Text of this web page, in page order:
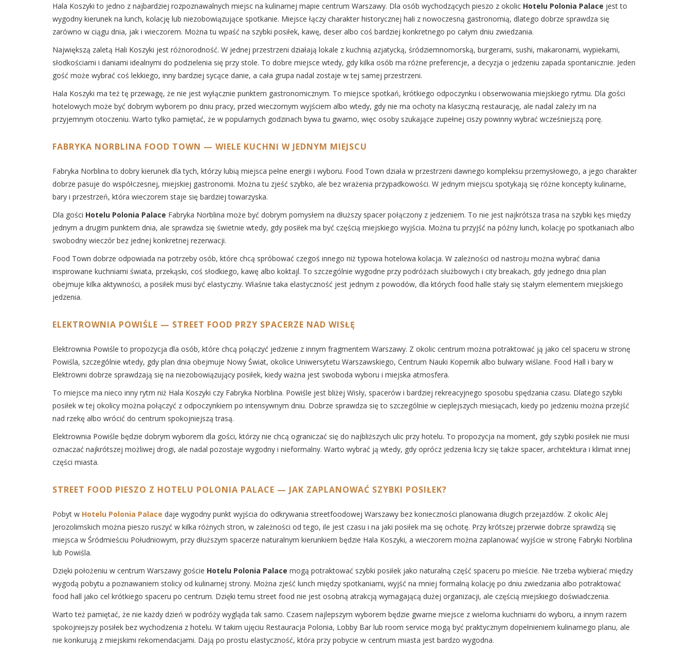
Hala Koszyki to jedno z najbardziej rozpoznawalnych miejsc na kulinarnej mapie centrum Warszawy. Dla osób wychodzących pieszo z okolic Hotelu Polonia Palace jest to
wygodny kierunek na lunch, kolację lub niezobowiązujące spotkanie. Miejsce łączy charakter historycznej hali z nowoczesną gastronomią, dlatego dobrze sprawdza się
zarówno w ciągu dnia, jak i wieczorem. Można tu wpaść na szybki posiłek, kawę, deser albo coś bardziej konkretnego po całym dniu zwiedzania.
Największą zaletą Hali Koszyki jest różnorodność. W jednej przestrzeni działają lokale z kuchnią azjatycką, śródziemnomorską, burgerami, sushi, makaronami, wypiekami,
słodkościami i daniami idealnymi do podzielenia się przy stole. To dobre miejsce wtedy, gdy kilka osób ma różne preferencje, a decyzja o jedzeniu zapada spontanicznie. Jeden
gość może wybrać coś lekkiego, inny bardziej sycące danie, a cała grupa nadal zostaje w tej samej przestrzeni.
Hala Koszyki ma też tę przewagę, że nie jest wyłącznie punktem gastronomicznym. To miejsce spotkań, krótkiego odpoczynku i obserwowania miejskiego rytmu. Dla gości
hotelowych może być dobrym wyborem po dniu pracy, przed wieczornym wyjściem albo wtedy, gdy nie ma ochoty na klasyczną restaurację, ale nadal zależy im na
przyjemnym otoczeniu. Warto tylko pamiętać, że w popularnych godzinach bywa tu gwarno, więc osoby szukające zupełnej ciszy powinny wybrać wcześniejszą porę.
FABRYKA NORBLINA FOOD TOWN — WIELE KUCHNI W JEDNYM MIEJSCU
Fabryka Norblina to dobry kierunek dla tych, którzy lubią miejsca pełne energii i wyboru. Food Town działa w przestrzeni dawnego kompleksu przemysłowego, a jego charakter
dobrze pasuje do współczesnej, miejskiej gastronomii. Można tu zjeść szybko, ale bez wrażenia przypadkowości. W jednym miejscu spotykają się różne koncepty kulinarne,
bary i przestrzeń, która wieczorem staje się bardziej towarzyska.
Dla gości Hotelu Polonia Palace Fabryka Norblina może być dobrym pomysłem na dłuższy spacer połączony z jedzeniem. To nie jest najkrótsza trasa na szybki kęs między
jednym a drugim punktem dnia, ale sprawdza się świetnie wtedy, gdy posiłek ma być częścią miejskiego wyjścia. Można tu przyjść na późny lunch, kolację po spotkaniach albo
swobodny wieczór bez jednej konkretnej rezerwacji.
Food Town dobrze odpowiada na potrzeby osób, które chcą spróbować czegoś innego niż typowa hotelowa kolacja. W zależności od nastroju można wybrać dania
inspirowane kuchniami świata, przekąski, coś słodkiego, kawę albo koktajl. To szczególnie wygodne przy podróżach służbowych i city breakach, gdy jednego dnia plan
obejmuje kilka aktywności, a posiłek musi być elastyczny. Właśnie taka elastyczność jest jednym z powodów, dla których food halle stały się stałym elementem miejskiego
jedzenia.
ELEKTROWNIA POWIŚLE — STREET FOOD PRZY SPACERZE NAD WISŁĘ
Elektrownia Powiśle to propozycja dla osób, które chcą połączyć jedzenie z innym fragmentem Warszawy. Z okolic centrum można potraktować ją jako cel spaceru w stronę
Powiśla, szczególnie wtedy, gdy plan dnia obejmuje Nowy Świat, okolice Uniwersytetu Warszawskiego, Centrum Nauki Kopernik albo bulwary wiślane. Food Hall i bary w
Elektrowni dobrze sprawdzają się na niezobowiązujący posiłek, kiedy ważna jest swoboda wyboru i miejska atmosfera.
To miejsce ma nieco inny rytm niż Hala Koszyki czy Fabryka Norblina. Powiśle jest bliżej Wisły, spacerów i bardziej rekreacyjnego sposobu spędzania czasu. Dlatego szybki
posiłek w tej okolicy można połączyć z odpoczynkiem po intensywnym dniu. Dobrze sprawdza się to szczególnie w cieplejszych miesiącach, kiedy po jedzeniu można przejść
nad rzekę albo wrócić do centrum spokojniejszą trasą.
Elektrownia Powiśle będzie dobrym wyborem dla gości, którzy nie chcą ograniczać się do najbliższych ulic przy hotelu. To propozycja na moment, gdy szybki posiłek nie musi
oznaczać najkrótszej możliwej drogi, ale nadal pozostaje wygodny i nieformalny. Warto wybrać ją wtedy, gdy oprócz jedzenia liczy się także spacer, architektura i klimat innej
części miasta.
STREET FOOD PIESZO Z HOTELU POLONIA PALACE — JAK ZAPLANOWAĆ SZYBKI POSIŁEK?
Pobyt w Hotelu Polonia Palace daje wygodny punkt wyjścia do odkrywania streetfoodowej Warszawy bez konieczności planowania długich przejazdów. Z okolic Alej
Jerozolimskich można pieszo ruszyć w kilka różnych stron, w zależności od tego, ile jest czasu i na jaki posiłek ma się ochotę. Przy krótszej przerwie dobrze sprawdzą się
miejsca w Śródmieściu Południowym, przy dłuższym spacerze naturalnym kierunkiem będzie Hala Koszyki, a wieczorem można zaplanować wyjście w stronę Fabryki Norblina
lub Powiśla.
Dzięki położeniu w centrum Warszawy goście Hotelu Polonia Palace mogą potraktować szybki posiłek jako naturalną część spaceru po mieście. Nie trzeba wybierać między
wygodą pobytu a poznawaniem stolicy od kulinarnej strony. Można zjeść lunch między spotkaniami, wyjść na mniej formalną kolację po dniu zwiedzania albo potraktować
food hall jako cel krótkiego spaceru po centrum. Dzięki temu street food nie jest osobną atrakcją wymagającą dużej organizacji, ale częścią miejskiego doświadczenia.
Warto też pamiętać, że nie każdy dzień w podróży wygląda tak samo. Czasem najlepszym wyborem będzie gwarne miejsce z wieloma kuchniami do wyboru, a innym razem
spokojniejszy posiłek bez wychodzenia z hotelu. W takim ujęciu Restauracja Polonia, Lobby Bar lub room service mogą być praktycznym dopełnieniem kulinarnego planu, ale
nie konkurują z miejskimi rekomendacjami. Dają po prostu elastyczność, która przy pobycie w centrum miasta jest bardzo wygodna.